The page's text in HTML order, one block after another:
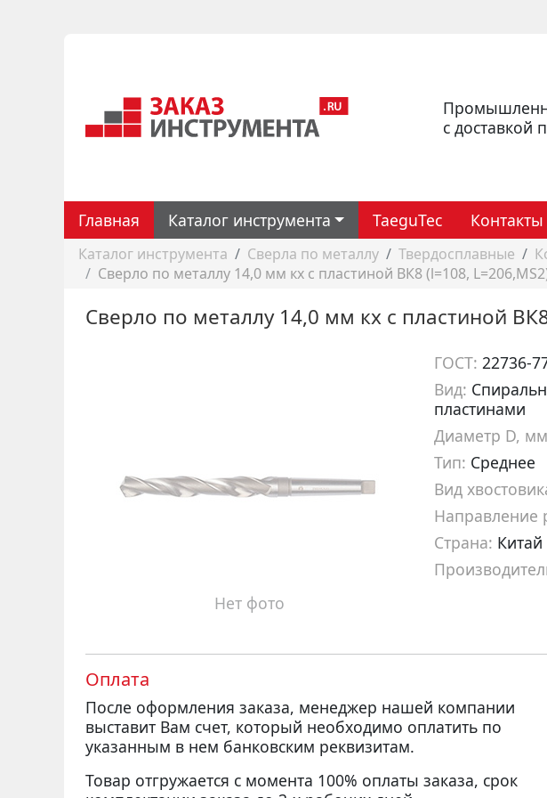
с доставкой
Главная
Каталог инструмента TaeguTec Контакты
Каталог инструмента Сверла по металлу Твердосплавные
Сверло по металлу 14,0 мм кх с пластиной ВК8 (l=108,
Сверло по металлу 14,0 мм кх с пластиной
Нет фото
ГОСТ: 22736-
Вид:
пластинами
Диаметр D,
Тип: Среднее
Вид
Направление
Страна: Китай
Оплата
После оформления заказа, менеджер нашей компании
выставит Вам счет, который необходимо оплатить по
указанным в нем банковским реквизитам.
Товар отгружается с момента 100% оплаты заказа, срок